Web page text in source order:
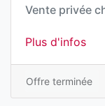
Vente privée
Plus d'infos
Offre terminée